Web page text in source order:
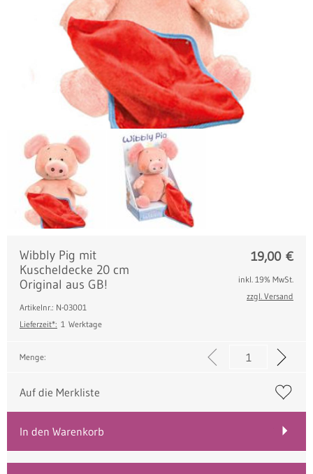
19,00€
Wibbly Pig mit
Kuscheldecke 20 cm
Original aus GB!
Artikelnr.: N-03001
Lieferzeit*: 1 Werktage
inkl. 19% MwSt.
zzgl. Versand
Menge:
Auf die Merkliste
In den Warenkorb